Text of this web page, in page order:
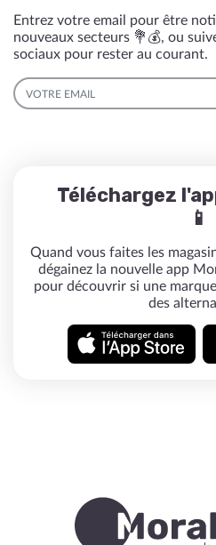
Entrez votre email pour être
nouveaux secteurs 💐💰, ou
sociaux pour rester au courant.
EMAIL
Téléchargez
📱
Quand vous faites les
dégainez la nouvelle app
pour découvrir si une
des